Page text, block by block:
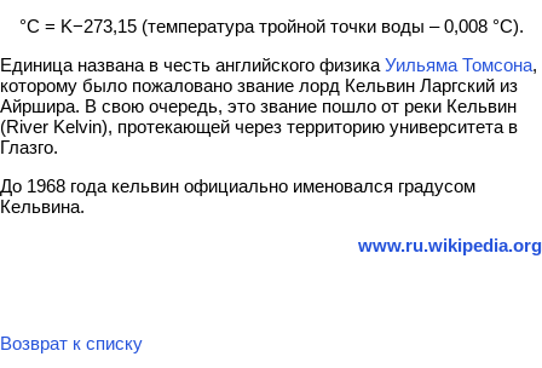
°С = K−273,15 (температура тройной точки воды – 0,008 °C).
Единица названа в честь английского физика Уильяма Томсона,
которому было пожаловано звание лорд Кельвин Ларгский из
Айршира. В свою очередь, это звание пошло от реки Кельвин
(River Kelvin), протекающей через территорию университета в
Глазго.
До 1968 года кельвин официально именовался градусом
Кельвина.
www.ru.wikipedia.org
Возврат к списку